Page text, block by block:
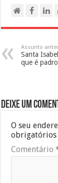
Assunto
Santa
que é
Deixe um
O seu
obrigatórios
Comentário